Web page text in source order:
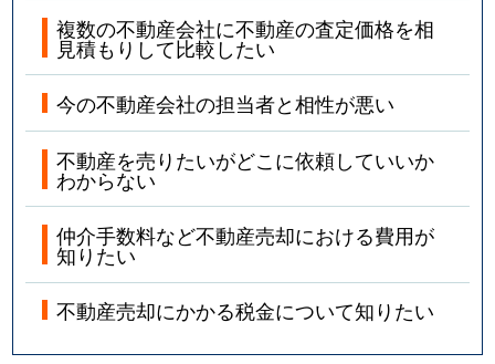
複数の不動産会社に不動産の査定価格を相
見積もりして比較したい
今の不動産会社の担当者と相性が悪い
不動産を売りたいがどこに依頼していいか
わからない
仲介手数料など不動産売却における費用が
知りたい
不動産売却にかかる税金について知りたい